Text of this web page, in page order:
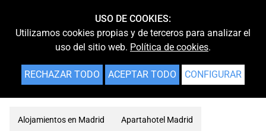
Alojamientos en Madrid Apartahotel Madrid
USO DE COOKIES:
Utilizamos cookies propias y de terceros para analizar el
uso del sitio web. Política de cookies.
RECHAZAR TODO ACEPTAR TODO CONFIGURAR